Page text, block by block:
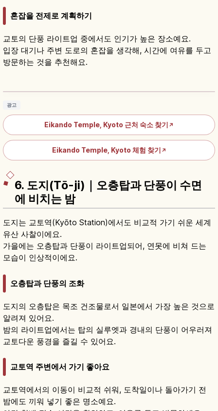
혼잡을 전제로 계획하기
교토의 단풍 라이트업 중에서도 인기가 높은 장소예요.
입장 대기나 주변 도로의 혼잡을 생각해, 시간에 여유를 두고
방문하는 것을 추천해요.
에이칸도란?｜교토 정토종 총본산·미카에리 아
광고
Eikando Temple, Kyoto 근처 숙소 찾기 ↗
Eikando Temple, Kyoto 체험 찾기 ↗
6. 도지(Tō-ji)｜오층탑과 단풍이 수면
에 비치는 밤
도지는 교토역(Kyōto Station)에서도 비교적 가기 쉬운 세계
유산 사찰이에요.
가을에는 오층탑과 단풍이 라이트업되어, 연못에 비쳐 드는
모습이 인상적이에요.
오층탑과 단풍의 조화
도지의 오층탑은 목조 건조물로서 일본에서 가장 높은 것으로
알려져 있어요.
밤의 라이트업에서는 탑의 실루엣과 경내의 단풍이 어우러져
교토다운 풍경을 즐길 수 있어요.
교토역 주변에서 가기 좋아요
교토역에서의 이동이 비교적 쉬워, 도착일이나 돌아가기 전
밤에도 끼워 넣기 좋은 명소예요.